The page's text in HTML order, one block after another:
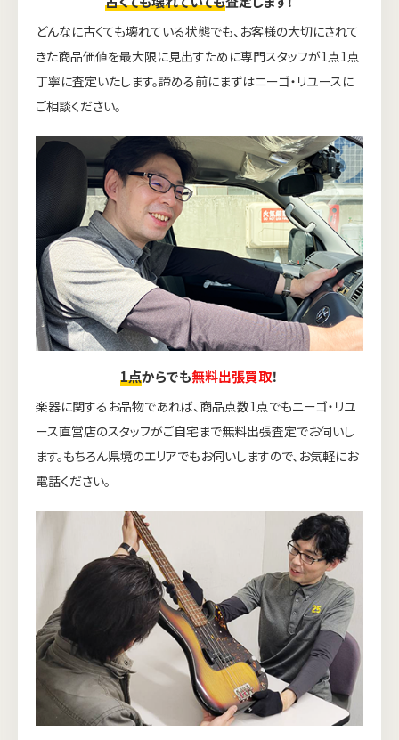
どんなに古くても壊れている状態でも、お客様の大切にされて
きた商品価値を最大限に見出すために専門スタッフが1点1点
丁寧に査定いたします。諦める前にまずはニーゴ・リユースに
ご相談ください。
1点からでも無料出張買取！
楽器に関するお品物であれば、商品点数1点でもニーゴ・リユ
ース直営店のスタッフがご自宅まで無料出張査定でお伺いし
ます。もちろん県境のエリアでもお伺いしますので、お気軽にお
電話ください。